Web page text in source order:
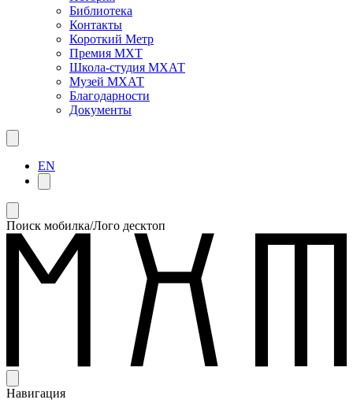
Библиотека
Контакты
Короткий Метр
Премия МХТ
Школа-студия МХАТ
Музей МХАТ
Благодарности
Документы
EN
Поиск мобилка/Лого десктоп
Навигация